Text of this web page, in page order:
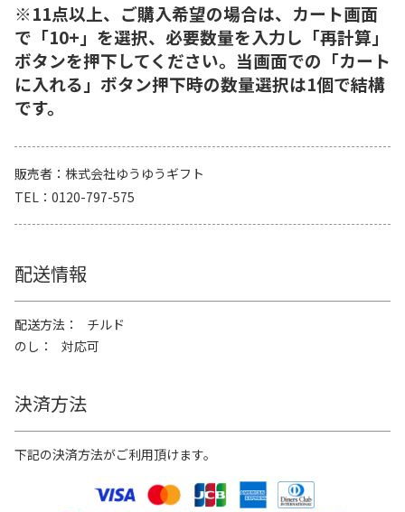
※11点以上、ご購入希望の場合は、カート画面
で「10+」を選択、必要数量を入力し「再計算」
ボタンを押下してください。当画面での「カート
に入れる」ボタン押下時の数量選択は1個で結構
です。
販売者
株式会社ゆうゆうギフト
TEL
0120-797-575
配送情報
配送方法
チルド
のし
対応可
決済方法
下記の決済方法がご利用頂けます。